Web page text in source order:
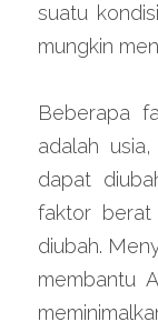
suatu
mungkin
Beberapa
adalah
dapat
faktor
diubah.
membantu